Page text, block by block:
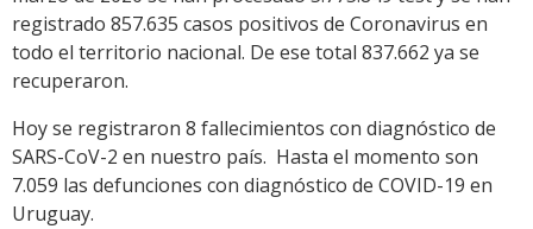
registrado 857.635 casos positivos de Coronavirus en
todo el territorio nacional. De ese total 837.662 ya se
recuperaron.
Hoy se registraron 8 fallecimientos con diagnóstico de
SARS-CoV-2 en nuestro país. Hasta el momento son
7.059 las defunciones con diagnóstico de COVID-19 en
Uruguay.